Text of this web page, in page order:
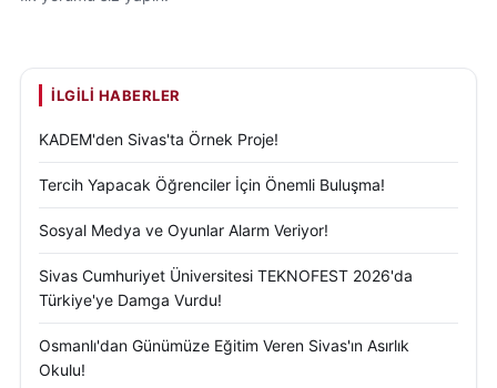
İLGILI HABERLER
KADEM'den Sivas'ta Örnek Proje!
Tercih Yapacak Öğrenciler İçin Önemli Buluşma!
Sosyal Medya ve Oyunlar Alarm Veriyor!
Sivas Cumhuriyet Üniversitesi TEKNOFEST 2026'da
Türkiye'ye Damga Vurdu!
Osmanlı'dan Günümüze Eğitim Veren Sivas'ın Asırlık
Okulu!